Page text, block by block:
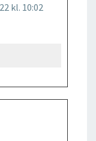
kl. 10:02